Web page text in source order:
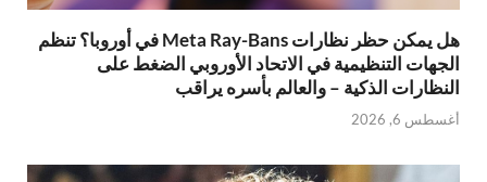
هل يمكن حظر نظارات Meta Ray-Bans في أوروبا؟ تنظم
الجهات التنظيمية في الاتحاد الأوروبي الضغط على
النظارات الذكية – والعالم بأسره يراقب
أغسطس 6, 2026